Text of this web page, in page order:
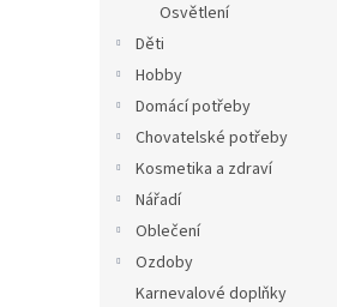
Osvětlení
Děti
Hobby
Domácí potřeby
Chovatelské potřeby
Kosmetika a zdraví
Nářadí
Oblečení
Ozdoby
Karnevalové doplňky